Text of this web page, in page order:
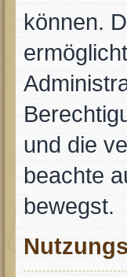
können.
und die
beachte
bewegst.